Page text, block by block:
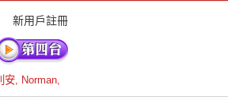
新用戶註冊
安, Norman,